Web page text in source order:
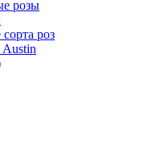
розы
роз
Austin